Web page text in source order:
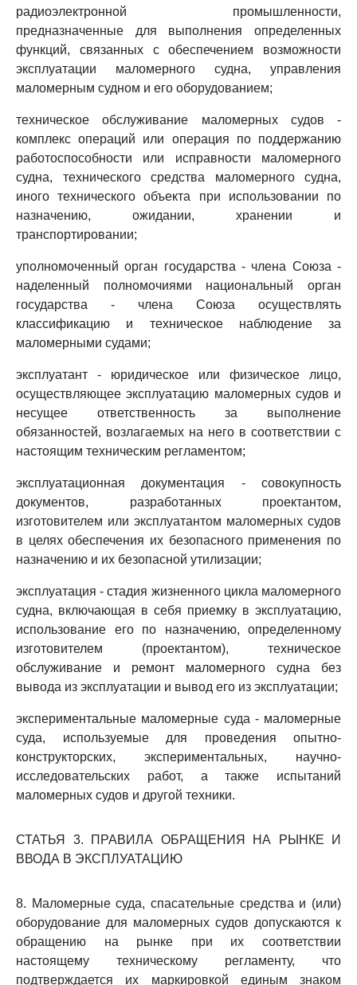
радиоэлектронной промышленности,
предназначенные для выполнения определенных
функций, связанных с обеспечением возможности
эксплуатации маломерного судна, управления
маломерным судном и его оборудованием;
техническое обслуживание маломерных судов -
комплекс операций или операция по поддержанию
работоспособности или исправности маломерного
судна, технического средства маломерного судна,
иного технического объекта при использовании по
назначению, ожидании, хранении и
транспортировании;
уполномоченный орган государства - члена Союза -
наделенный полномочиями национальный орган
государства - члена Союза осуществлять
классификацию и техническое наблюдение за
маломерными судами;
эксплуатант - юридическое или физическое лицо,
осуществляющее эксплуатацию маломерных судов и
несущее ответственность за выполнение
обязанностей, возлагаемых на него в соответствии с
настоящим техническим регламентом;
эксплуатационная документация - совокупность
документов, разработанных проектантом,
изготовителем или эксплуатантом маломерных судов
в целях обеспечения их безопасного применения по
назначению и их безопасной утилизации;
эксплуатация - стадия жизненного цикла маломерного
судна, включающая в себя приемку в эксплуатацию,
использование его по назначению, определенному
изготовителем (проектантом), техническое
обслуживание и ремонт маломерного судна без
вывода из эксплуатации и вывод его из эксплуатации;
экспериментальные маломерные суда - маломерные
суда, используемые для проведения опытно-
конструкторских, экспериментальных, научно-
исследовательских работ, а также испытаний
маломерных судов и другой техники.
СТАТЬЯ 3. ПРАВИЛА ОБРАЩЕНИЯ НА РЫНКЕ И
ВВОДА В ЭКСПЛУАТАЦИЮ
8. Маломерные суда, спасательные средства и (или)
оборудование для маломерных судов допускаются к
обращению на рынке при их соответствии
настоящему техническому регламенту, что
подтверждается их маркировкой единым знаком